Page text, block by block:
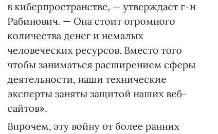
в киберпространстве, — утверждает г-н
Рабинович. — Она стоит огромного
количества денег и немалых
человеческих ресурсов. Вместо того
чтобы заниматься расширением сферы
деятельности, наши технические
эксперты заняты защитой наших веб-
сайтов».
Впрочем, эту войну от более ранних